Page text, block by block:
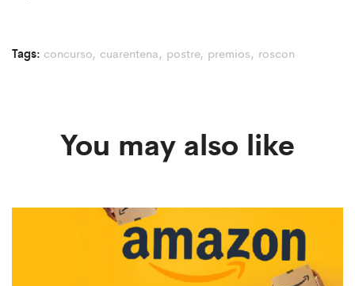
Tags: concurso, cuarentena, postre, premios, roscon
You may also like